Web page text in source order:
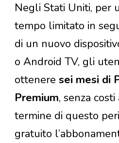
Negli Stati Uniti, per
tempo limitato in
di un nuovo
o Android TV, gli
ottenere sei mesi di
Premium, senza
termine di questo
gratuito